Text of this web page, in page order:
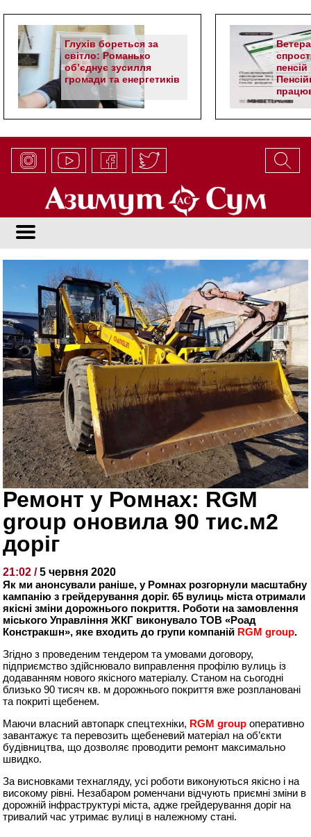
Глухів бореться за
світло: Романько
об’єднує зусилля
громади та енергетиків
Ремонт у Ромнах: RGM
group оновила 90 тис.м2
доріг
21:02 /5 червня 2020
Як ми анонсували раніше, у Ромнах розгорнули масштабну
кампанію з грейдерування доріг. 65 вулиць міста отримали
якісні зміни дорожнього покриття. Роботи на замовлення
міського Управління ЖКГ виконувало ТОВ «Роад
Констракшн», яке входить до групи компаній RGM group.
Згідно з проведеним тендером та умовами договору,
підприємство здійснювало виправлення профілю вулиць із
додаванням нового якісного матеріалу. Станом на сьогодні
близько 90 тисяч кв. м дорожнього покриття вже розплановані
та покриті щебенем.
Маючи власний автопарк спецтехніки, RGM group оперативно
завантажує та перевозить щебеневий матеріал на об’єкти
будівництва, що дозволяє проводити ремонт максимально
швидко.
За висновками технагляду, усі роботи виконуються якісно і на
високому рівні. Незабаром роменчани відчують приємні зміни в
дорожній інфраструктурі міста, адже грейдерування доріг на
тривалий час утримає вулиці в належному стані.